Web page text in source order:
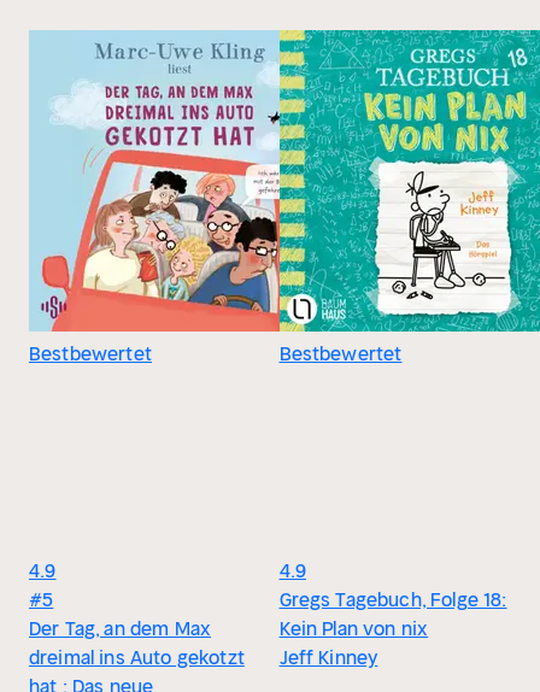
Bestbewertet
4.9
#5
Der Tag, an dem Max
dreimal ins Auto gekotzt
hat : Das neue
Bestbewertet
4.9
Gregs Tagebuch, Folge 18:
Kein Plan von nix
Jeff Kinney